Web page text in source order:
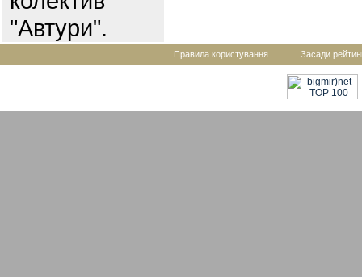
"Автури".
Правила користування Засади